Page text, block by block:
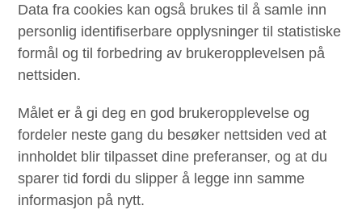
Data fra cookies kan også brukes til å samle inn
personlig identifiserbare opplysninger til statistiske
formål og til forbedring av brukeropplevelsen på
nettsiden.
Målet er å gi deg en god brukeropplevelse og
fordeler neste gang du besøker nettsiden ved at
innholdet blir tilpasset dine preferanser, og at du
sparer tid fordi du slipper å legge inn samme
informasjon på nytt.